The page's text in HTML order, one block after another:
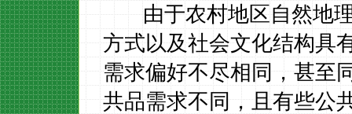
由于农村地区自然地
方式以及社会文化结构具
需求偏好不尽相同，甚至
共品需求不同，且有些公